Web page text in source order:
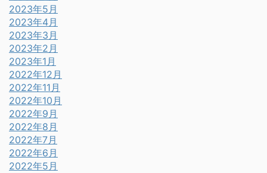
2023年5月
2023年4月
2023年3月
2023年2月
2023年1月
2022年12月
2022年11月
2022年10月
2022年9月
2022年8月
2022年7月
2022年6月
2022年5月